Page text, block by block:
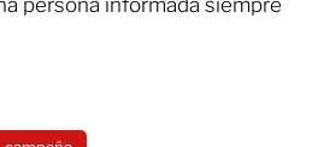
persona informada siempre